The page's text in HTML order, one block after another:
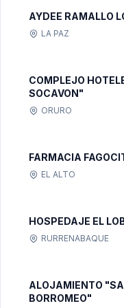
AYDEE RAMALLO
LA PAZ
COMPLEJO
SOCAVON"
ORURO
FARMACIA
EL ALTO
HOSPEDAJE EL
RURRENABAQUE
ALOJAMIENTO
BORROMEO"